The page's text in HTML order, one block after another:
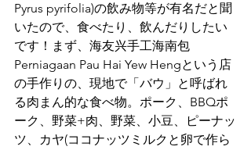
Pyrus pyrifolia)の飲み物等が有名だと聞
いたので、食べたり、飲んだりしたい
です！まず、海友兴手工海南包
Perniagaan Pau Hai Yew Hengという店
の手作りの、現地で「バウ」と呼ばれ
る肉まん的な食べ物。ポーク、BBQポ
ーク、野菜+肉、野菜、小豆、ピーナッ
ツ、カヤ(ココナッツミルクと卵で作ら